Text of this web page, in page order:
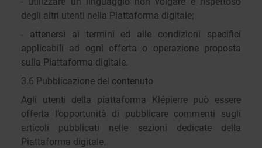
degli altri utenti nella Piattaforma digitale;
- attenersi ai termini ed alle condizioni specifici
applicabili ad ogni offerta o operazione proposta
sulla Piattaforma digitale.
3.6 Pubblicazione del contenuto
Agli utenti della piattaforma Klépierre può essere
offerta l’opportunità di pubblicare commenti sugli
articoli pubblicati nelle sezioni dedicate della
Piattaforma digitale.